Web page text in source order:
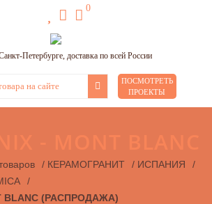
0
Петербурге, доставка по всей России
ПОСМОТРЕТЬ
ПРОЕКТЫ
/ КЕРАМОГРАНИТ / ИСПАНИЯ
/
/
BLANC (РАСПРОДАЖА)